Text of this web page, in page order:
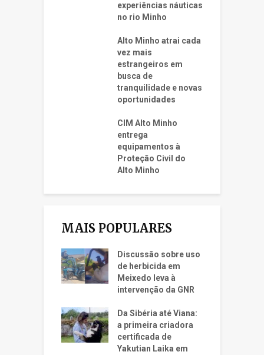
experiências náuticas
no rio Minho
Alto Minho atrai cada
vez mais
estrangeiros em
busca de
tranquilidade e novas
oportunidades
CIM Alto Minho
entrega
equipamentos à
Proteção Civil do
Alto Minho
MAIS POPULARES
Discussão sobre uso
de herbicida em
Meixedo leva à
intervenção da GNR
Da Sibéria até Viana:
a primeira criadora
certificada de
Yakutian Laika em